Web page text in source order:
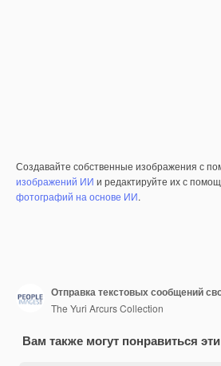
Создавайте собственные изображения с
изображений ИИ и редактируйте их с
фотографий на основе ИИ.
The Yuri Arcurs Collection
Вам также могут понравиться